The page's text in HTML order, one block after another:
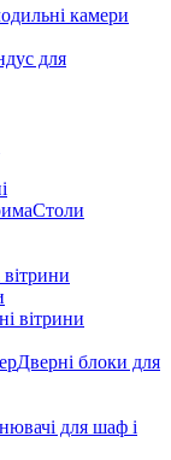
камери
для
Столи
вітрини
Дверні блоки для
для шаф і